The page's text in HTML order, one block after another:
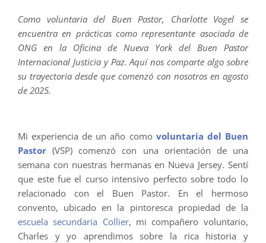
Como voluntaria del Buen Pastor, Charlotte Vogel se
encuentra en prácticas como representante asociada de
ONG en la Oficina de Nueva York del Buen Pastor
Internacional Justicia y Paz. Aquí nos comparte algo sobre
su trayectoria desde que comenzó con nosotros en agosto
de 2025.
Mi experiencia de un año como voluntaria del Buen
Pastor (VSP) comenzó con una orientación de una
semana con nuestras hermanas en Nueva Jersey. Sentí
que este fue el curso intensivo perfecto sobre todo lo
relacionado con el Buen Pastor. En el hermoso
convento, ubicado en la pintoresca propiedad de la
escuela secundaria Collier, mi compañero voluntario,
Charles y yo aprendimos sobre la rica historia y